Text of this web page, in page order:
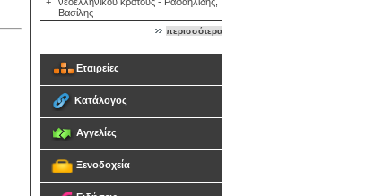
Βασίλης
περισσότερα
Εταιρείες
Κατάλογος
Αγγελίες
Ξενοδοχεία